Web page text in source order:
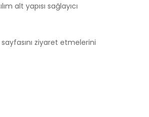
alt yapısı sağlayıcı
ziyaret etmelerini